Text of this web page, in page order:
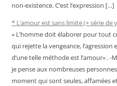
non-existence. C’est l’expression […]
* L’amour est sans limite (+ série de
« L’homme doit élaborer pour tout
qui rejette la vengeance,
d’une telle méthode est l’amour« .
je pense aux nombreuses
moment qui sont seules, affamées